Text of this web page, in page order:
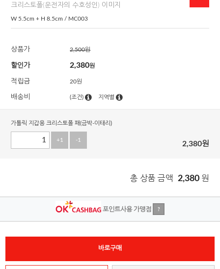
크리스토폴(운전자의 수호성인) 이미지
W 5.5cm + H 8.5cm / MC003
상품가 2,500원
할인가 2,380원
적립금 20원
배송비 (조건) 지역별
가톨릭 지갑용 크리스토폴 패(금박-이태리)
+1 -1 2,380원
총 상품 금액 2,380 원
포인트사용 가맹점 ?
바로구매